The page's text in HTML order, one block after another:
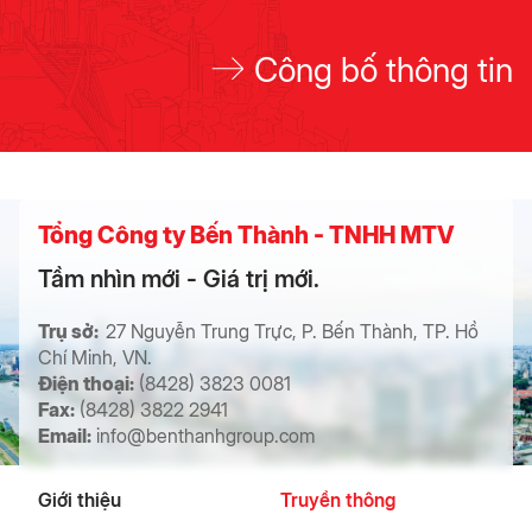
Công bố thông tin
Tổng Công ty Bến Thành - TNHH MTV
Tầm nhìn mới - Giá trị mới.
Trụ sở: 27 Nguyễn Trung Trực, P. Bến Thành, TP. Hồ
Chí Minh, VN.
Điện thoại: (8428) 3823 0081
Fax:(8428) 3822 2941
Email: info@benthanhgroup.com
Giới thiệu Truyền thông